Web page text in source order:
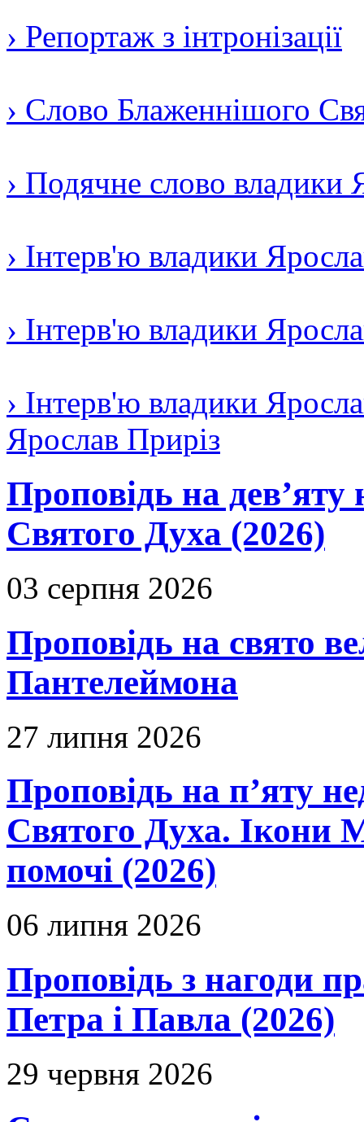
› Репортаж з інтронізації
› Слово Блаженнішого
› Подячне слово владики
› Інтерв'ю владики
› Інтерв'ю владики
› Інтерв'ю владики
Ярослав Приріз
Проповідь на дев’яту
Святого Духа (2026)
03 серпня 2026
Проповідь на свято
Пантелеймона
27 липня 2026
Проповідь на п’яту
Святого Духа. Ікони
помочі (2026)
06 липня 2026
Проповідь з нагоди
Петра і Павла (2026)
29 червня 2026